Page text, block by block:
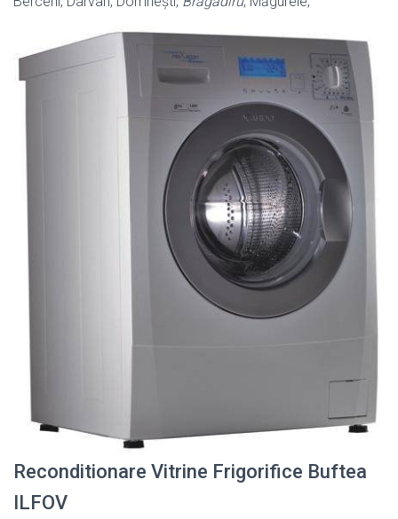
Reconditionare Vitrine Frigorifice Buftea
ILFOV